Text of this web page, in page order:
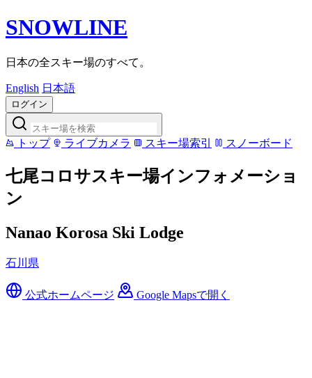
SNOWLINE
日本の全スキー場のすべて。
English 日本語
ログイン
トップ ライブカメラ スキー場索引 スノーボード
七尾コロサスキー場インフォメーショ
ン
Nanao Korosa Ski Lodge
石川県
公式ホームページ Google Mapsで開く